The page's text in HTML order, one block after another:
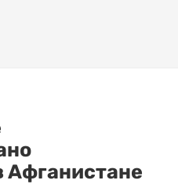
Афганистане